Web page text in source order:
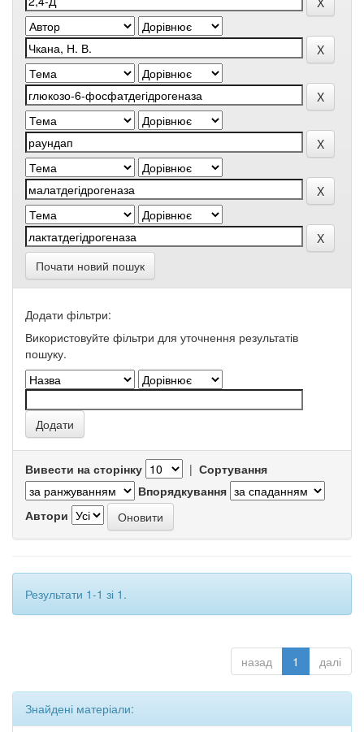
Почати новий пошук
Додати фільтри:
Використовуйте фільтри для уточнення результатів
пошуку.
Вивести на сторінку | Сортування
Впорядкування
Автори
Результати 1-1 зі 1.
назад 1 далі
Знайдені матеріали: